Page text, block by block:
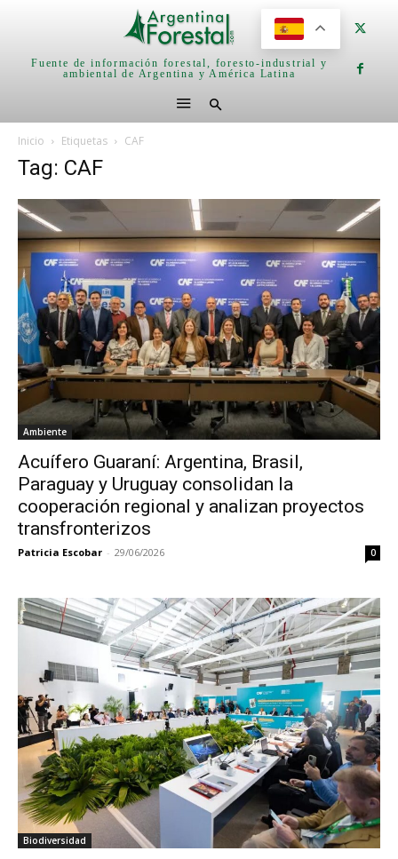
Fuente de información forestal, foresto-industrial y
ambiental de Argentina y América Latina
Inicio Etiquetas CAF
Tag: CAF
Ambiente
Acuífero Guaraní: Argentina, Brasil,
Paraguay y Uruguay consolidan la
cooperación regional y analizan proyectos
transfronterizos
Patricia Escobar - 29/06/2026 0
Biodiversidad